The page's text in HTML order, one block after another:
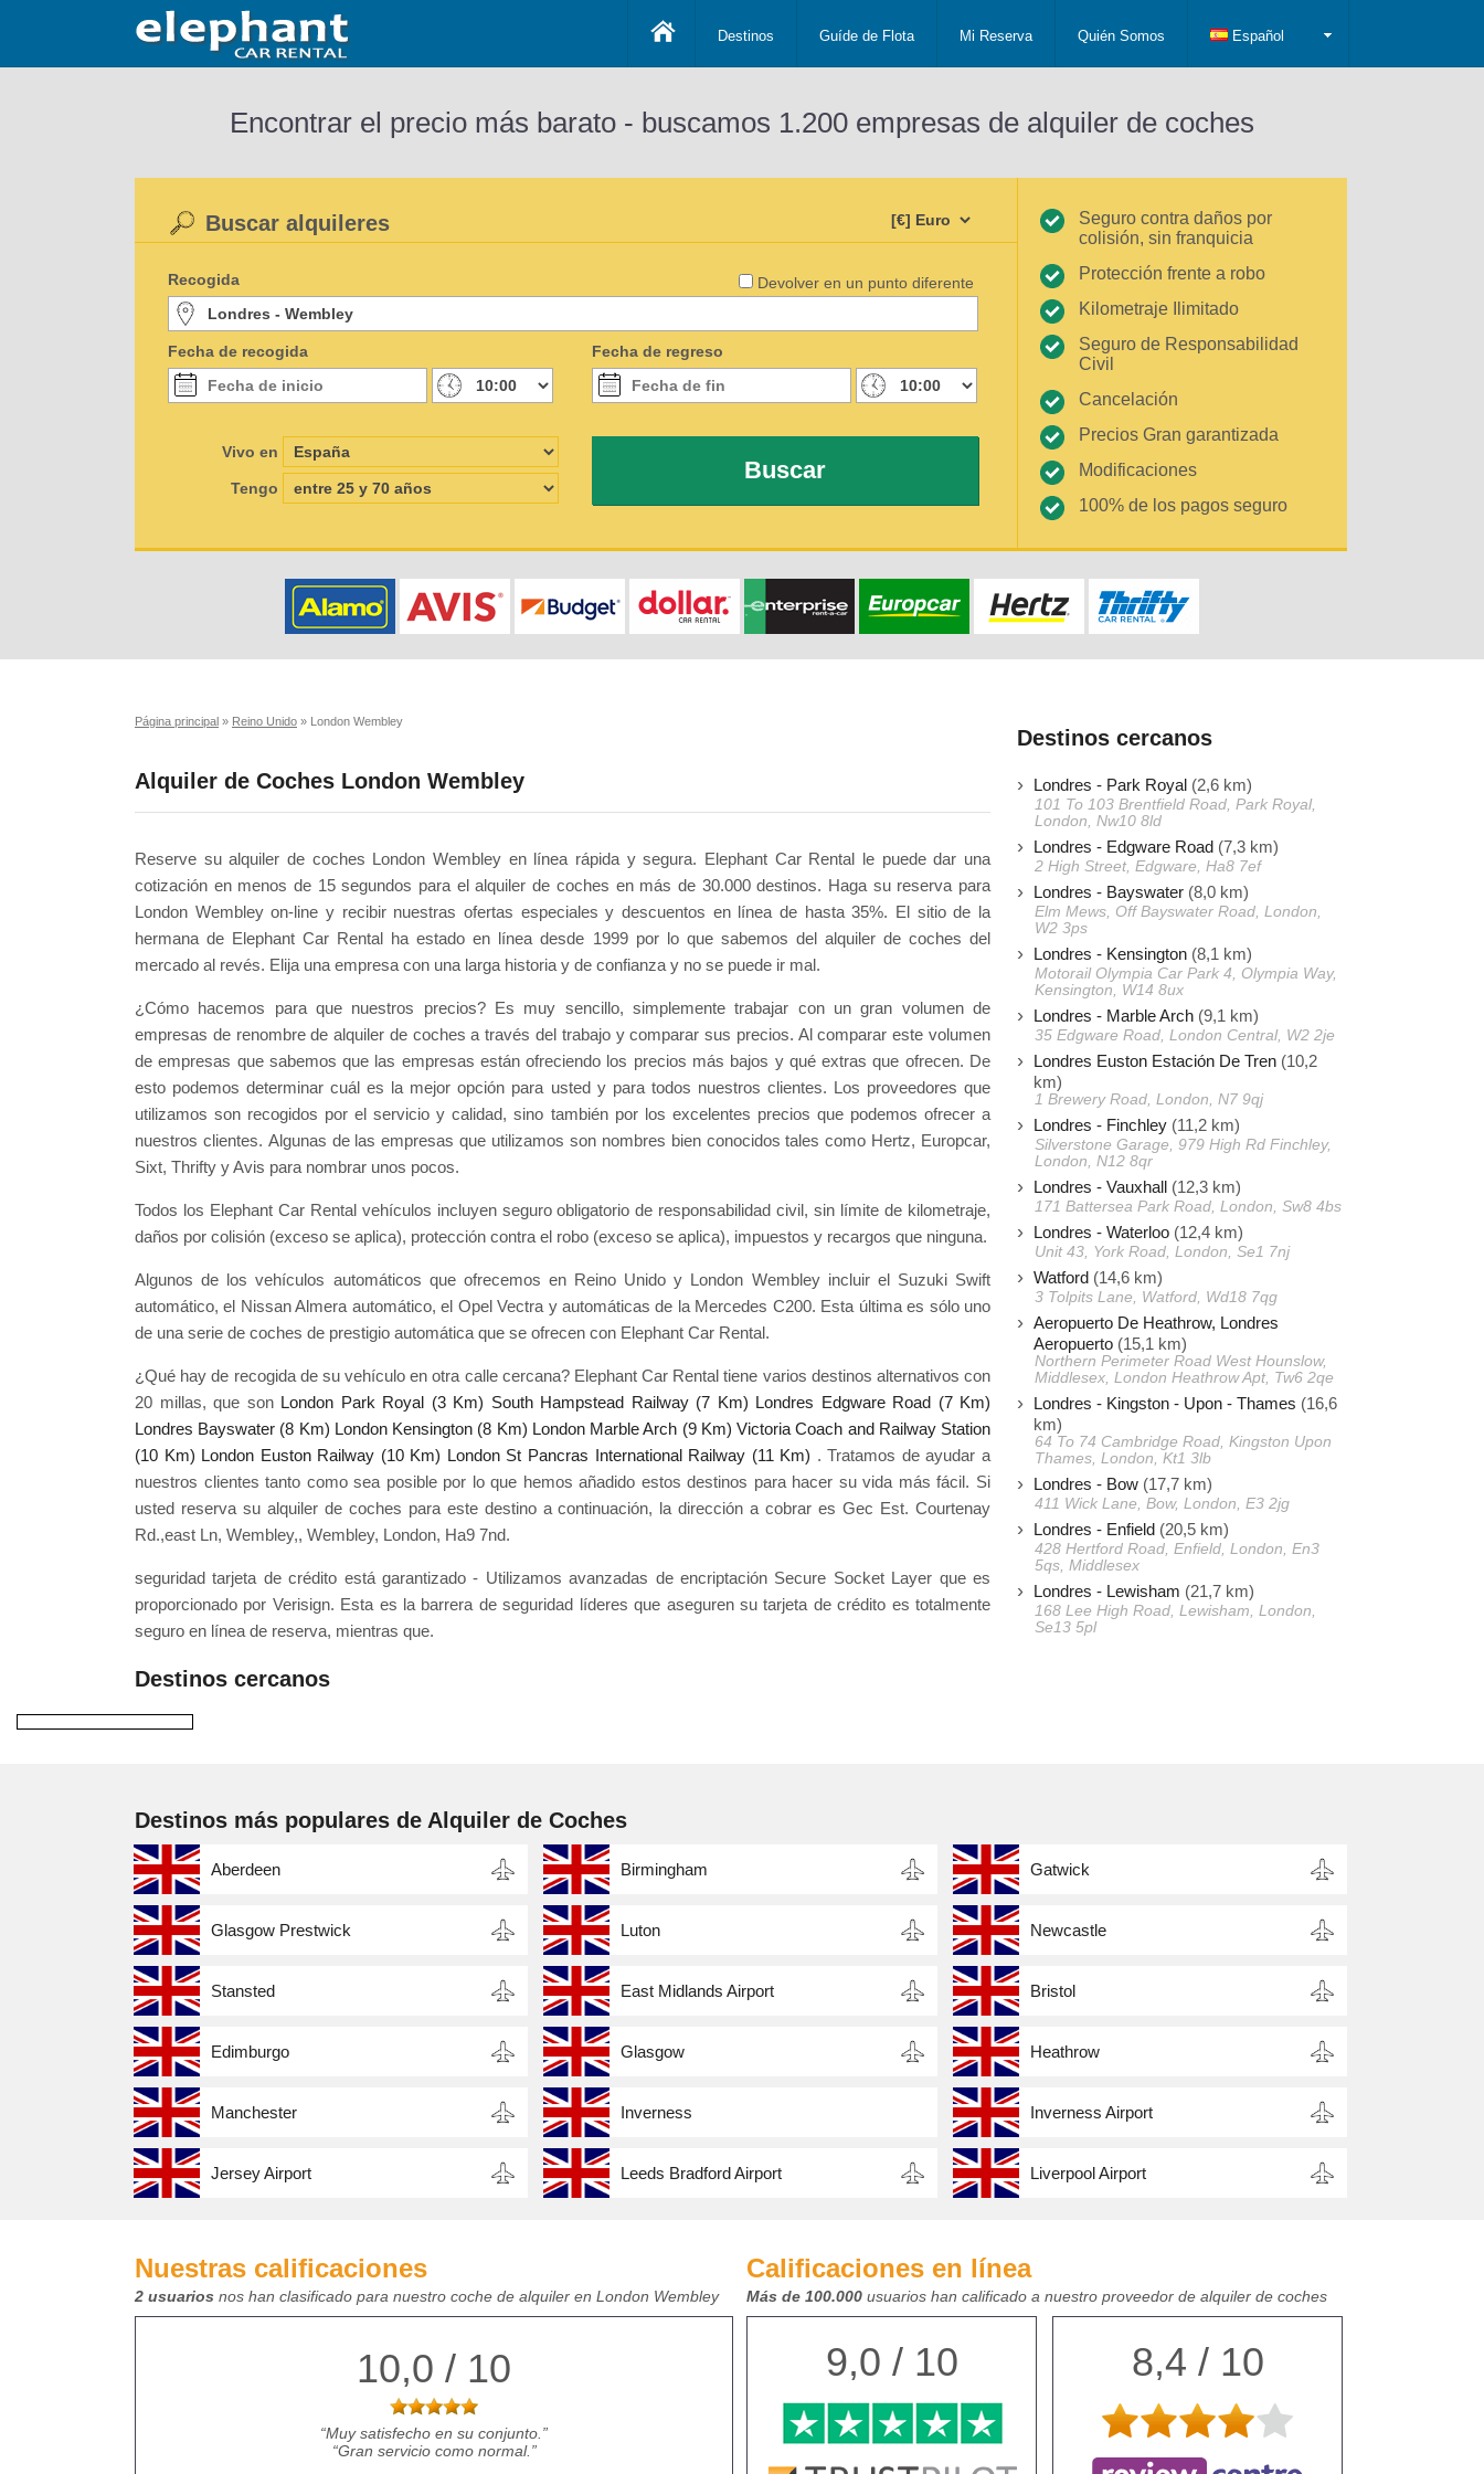
Destinos Guíde de Flota Mi Reserva Quién Somos Español
Encontrar el precio más barato - buscamos 1.200 empresas de alquiler de coches
Devolver en un punto diferente
Buscar alquileres
Recogida
Fecha de recogida Fecha de regreso
Vivo en
Tengo
Buscar
Seguro contra daños por
colisión, sin franquicia
Protección frente a robo
Kilometraje Ilimitado
Seguro de Responsabilidad
Civil
Cancelación
Precios Gran garantizada
Modificaciones
100% de los pagos seguro
Página principal » Reino Unido » London Wembley
Alquiler de Coches London Wembley
Reserve su alquiler de coches London Wembley en línea rápida y segura. Elephant Car Rental le puede dar una
cotización en menos de 15 segundos para el alquiler de coches en más de 30.000 destinos. Haga su reserva para
London Wembley on-line y recibir nuestras ofertas especiales y descuentos en línea de hasta 35%. El sitio de la
hermana de Elephant Car Rental ha estado en línea desde 1999 por lo que sabemos del alquiler de coches del
mercado al revés. Elija una empresa con una larga historia y de confianza y no se puede ir mal.
¿Cómo hacemos para que nuestros precios? Es muy sencillo, simplemente trabajar con un gran volumen de
empresas de renombre de alquiler de coches a través del trabajo y comparar sus precios. Al comparar este volumen
de empresas que sabemos que las empresas están ofreciendo los precios más bajos y qué extras que ofrecen. De
esto podemos determinar cuál es la mejor opción para usted y para todos nuestros clientes. Los proveedores que
utilizamos son recogidos por el servicio y calidad, sino también por los excelentes precios que podemos ofrecer a
nuestros clientes. Algunas de las empresas que utilizamos son nombres bien conocidos tales como Hertz, Europcar,
Sixt, Thrifty y Avis para nombrar unos pocos.
Todos los Elephant Car Rental vehículos incluyen seguro obligatorio de responsabilidad civil, sin límite de kilometraje,
daños por colisión (exceso se aplica), protección contra el robo (exceso se aplica), impuestos y recargos que ninguna.
Algunos de los vehículos automáticos que ofrecemos en Reino Unido y London Wembley incluir el Suzuki Swift
automático, el Nissan Almera automático, el Opel Vectra y automáticas de la Mercedes C200. Esta última es sólo uno
de una serie de coches de prestigio automática que se ofrecen con Elephant Car Rental.
¿Qué hay de recogida de su vehículo en otra calle cercana? Elephant Car Rental tiene varios destinos alternativos con
20 millas, que son London Park Royal (3 Km) South Hampstead Railway (7 Km) Londres Edgware Road (7 Km)
Londres Bayswater (8 Km) London Kensington (8 Km) London Marble Arch (9 Km) Victoria Coach and Railway Station
(10 Km) London Euston Railway (10 Km) London St Pancras International Railway (11 Km) . Tratamos de ayudar a
nuestros clientes tanto como sea posible por lo que hemos añadido estos destinos para hacer su vida más fácil. Si
usted reserva su alquiler de coches para este destino a continuación, la dirección a cobrar es Gec Est. Courtenay
Rd.,east Ln, Wembley,, Wembley, London, Ha9 7nd.
seguridad tarjeta de crédito está garantizado - Utilizamos avanzadas de encriptación Secure Socket Layer que es
proporcionado por Verisign. Esta es la barrera de seguridad líderes que aseguren su tarjeta de crédito es totalmente
seguro en línea de reserva, mientras que.
Destinos cercanos
Destinos cercanos
Londres - Park Royal (2,6 km)
101 To 103 Brentfield Road, Park Royal,
London, Nw10 8ld
Londres - Edgware Road (7,3 km)
2 High Street, Edgware, Ha8 7ef
Londres - Bayswater (8,0 km)
Elm Mews, Off Bayswater Road, London,
W2 3ps
Londres - Kensington (8,1 km)
Motorail Olympia Car Park 4, Olympia Way,
Kensington, W14 8ux
Londres - Marble Arch (9,1 km)
35 Edgware Road, London Central, W2 2je
Londres Euston Estación De Tren (10,2
km)
1 Brewery Road, London, N7 9qj
Londres - Finchley (11,2 km)
Silverstone Garage, 979 High Rd Finchley,
London, N12 8qr
Londres - Vauxhall (12,3 km)
171 Battersea Park Road, London, Sw8 4bs
Londres - Waterloo (12,4 km)
Unit 43, York Road, London, Se1 7nj
Watford (14,6 km)
3 Tolpits Lane, Watford, Wd18 7qg
Aeropuerto De Heathrow, Londres
Aeropuerto (15,1 km)
Northern Perimeter Road West Hounslow,
Middlesex, London Heathrow Apt, Tw6 2qe
Londres - Kingston - Upon - Thames (16,6
km)
64 To 74 Cambridge Road, Kingston Upon
Thames, London, Kt1 3lb
Londres - Bow (17,7 km)
411 Wick Lane, Bow, London, E3 2jg
Londres - Enfield (20,5 km)
428 Hertford Road, Enfield, London, En3
5qs, Middlesex
Londres - Lewisham (21,7 km)
168 Lee High Road, Lewisham, London,
Se13 5pl
Destinos más populares de Alquiler de Coches
Aberdeen Birmingham Gatwick
Glasgow Prestwick Luton Newcastle
Stansted East Midlands Airport Bristol
Edimburgo Glasgow Heathrow
Manchester Inverness Inverness Airport
Jersey Airport Leeds Bradford Airport Liverpool Airport
Nuestras calificaciones
2 usuarios nos han clasificado para nuestro coche de alquiler en London Wembley
10,0 / 10
Muy satisfecho en su conjunto.
Gran servicio como normal.
Calificaciones en línea
Más de 100.000 usuarios han calificado a nuestro proveedor de alquiler de coches
9,0 / 10 8,4 / 10